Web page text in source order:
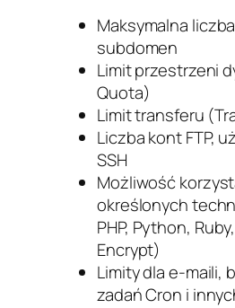
Maksymalna
subdomen
Limit przestrzeni
Quota)
Limit transferu
Liczba kont FTP,
SSH
Możliwość
określonych
PHP, Python,
Encrypt)
Limity dla e-maili,
zadań Cron i